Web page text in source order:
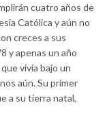
cuatro años de
Católica y aún no
creces a sus
y apenas un año
vivía bajo un
aún. Su primer
a su tierra natal,